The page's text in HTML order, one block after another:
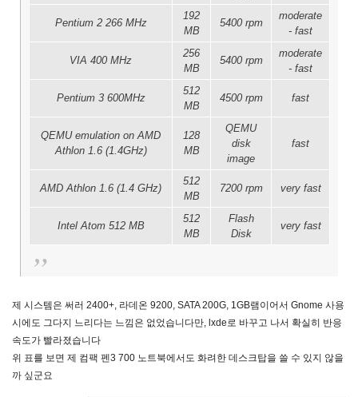
Pentium 2 266 MHz
192
MB
5400 rpm
moderate
- fast
VIA 400 MHz
256
MB
5400 rpm
moderate
- fast
Pentium 3 600MHz
512
MB
4500 rpm fast
QEMU emulation on AMD
Athlon 1.6 (1.4GHz)
128
MB
QEMU
disk
image
fast
AMD Athlon 1.6 (1.4 GHz)
512
MB
7200 rpm very fast
Intel Atom 512 MB
512
MB
Flash
Disk
very fast
제 시스템은 써러 2400+, 라데온 9200, SATA 200G, 1GB램이어서 Gnome 사용
시에도 그다지 느리다는 느낌은 없었습니다만, lxde로 바꾸고 나서 확실히 반응
속도가 빨라졌습니다
위 표를 보면 제 컴팩 펜3 700 노트북에서도 화려한 데스크탑을 쓸 수 있지 않을
까 싶군요